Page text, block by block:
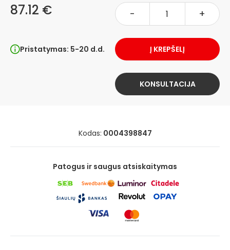
87.12 € - +
Pristatymas: 5-20 d.d. Į KREPŠELĮ
KONSULTACIJA
Kodas: 0004398847
Patogus ir saugus atsiskaitymas